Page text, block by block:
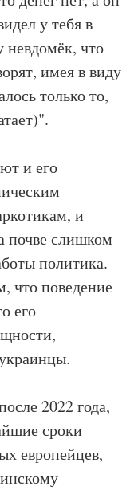
у тебя в
невдомёк, что
имея в виду
только то,
и его
и
почве слишком
политика.
что поведение
его
2022 года,
сроки
европейцев,